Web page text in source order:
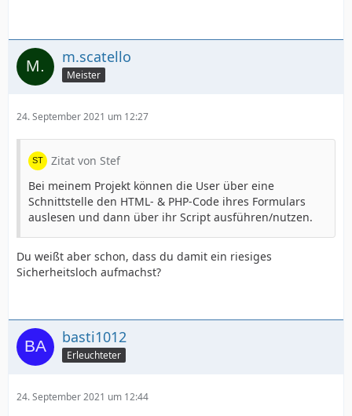
m.scatello
Meister
24. September 2021 um 12:27
Zitat von Stef
Bei meinem Projekt können die User über eine
Schnittstelle den HTML- & PHP-Code ihres Formulars
auslesen und dann über ihr Script ausführen/nutzen.
Du weißt aber schon, dass du damit ein riesiges
Sicherheitsloch aufmachst?
basti1012
Erleuchteter
24. September 2021 um 12:44